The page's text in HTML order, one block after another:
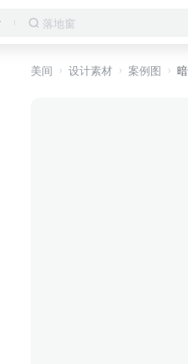
作品集
美间 设计素材 案例图